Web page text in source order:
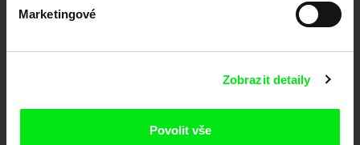
Marketingové
Zobrazit detaily
Povolit vše